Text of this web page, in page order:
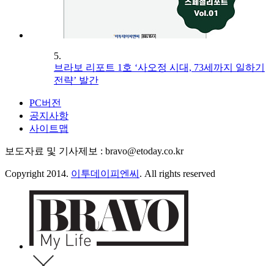
5.
브라보 리포트 1호 ‘사오정 시대, 73세까지 일하기
전략’ 발간
PC버전
공지사항
사이트맵
보도자료 및 기사제보 : bravo@etoday.co.kr
Copyright 2014. 이투데이피엔씨 . All rights reserved